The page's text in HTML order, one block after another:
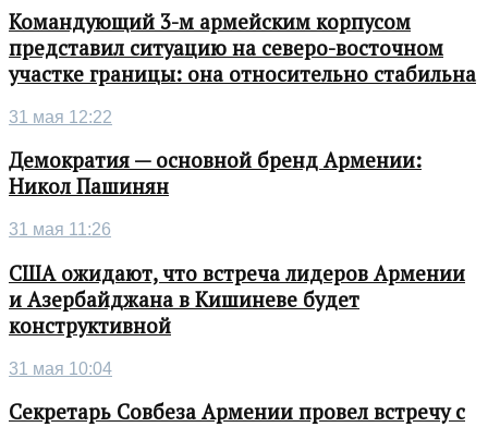
Командующий 3-м армейским корпусом
представил ситуацию на северо-восточном
участке границы: она относительно стабильна
31 мая 12:22
Демократия — основной бренд Армении:
Никол Пашинян
31 мая 11:26
США ожидают, что встреча лидеров Армении
и Азербайджана в Кишиневе будет
конструктивной
31 мая 10:04
Секретарь Совбеза Армении провел встречу с